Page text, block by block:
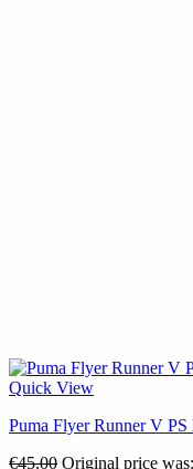
Quick View
Puma Flyer Runner V PS
€45.00 Original price